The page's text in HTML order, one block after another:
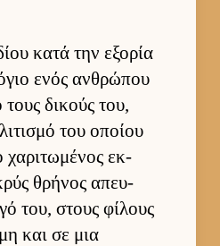
κατά την εξορία
ενός αν­θρώπου
δικούς του,
του οποίου
χαριτωμένος εκ­
θρήνος απευ­
του, στους φίλους
και σε μια